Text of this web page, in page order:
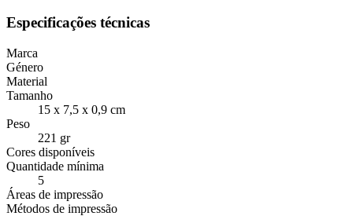
Especificações técnicas
Marca
Género
Material
Tamanho
15 x 7,5 x 0,9 cm
Peso
221 gr
Cores disponíveis
Quantidade mínima
5
Áreas de impressão
Métodos de impressão